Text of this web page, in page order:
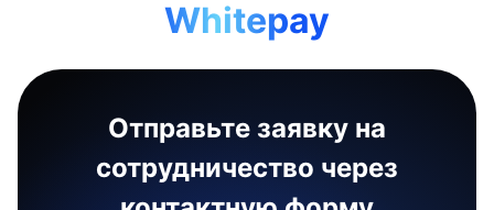
Whitepay
Отправьте заявку на
сотрудничество через